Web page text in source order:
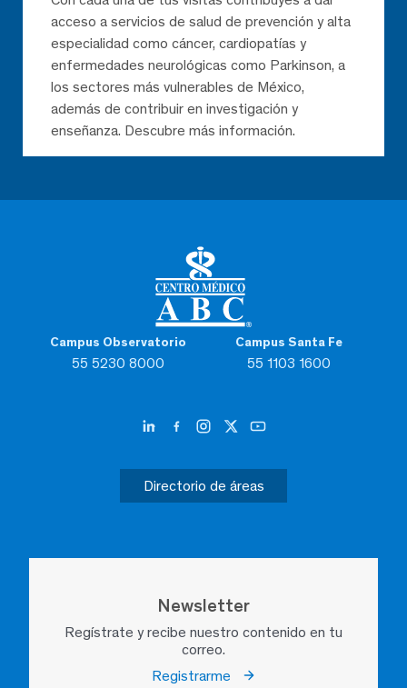
Campus Observatorio
55 5230 8000
Campus Santa Fe
55 1103 1600
Directorio de áreas
Newsletter
Regístrate y recibe nuestro contenido en tu
correo.
Registrarme
acceso a servicios de salud de prevención y alta
especialidad como cáncer, cardiopatías y
enfermedades neurológicas como Parkinson, a
los sectores más vulnerables de México,
además de contribuir en investigación y
enseñanza. Descubre más información.